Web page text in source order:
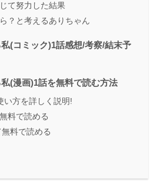
て努力した結果
？と考えるありちゃん
(コミック)1話感想/考察/結末予
(漫画)1話を無料で読む方法
い方を詳しく説明!
料で読める
料で読める